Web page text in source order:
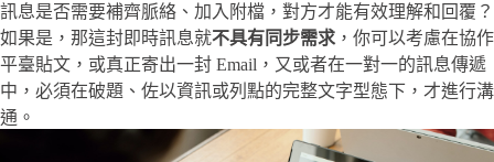
訊息是否需要補齊脈絡、加入附檔，對方才能有效理解和回覆？
如果是，那這封即時訊息就不具有同步需求 ，你可以考慮在協作
平臺貼文，或真正寄出一封 Email，又或者在一對一的訊息傳遞
中，必須在破題、佐以資訊或列點的完整文字型態下，才進行溝
通。